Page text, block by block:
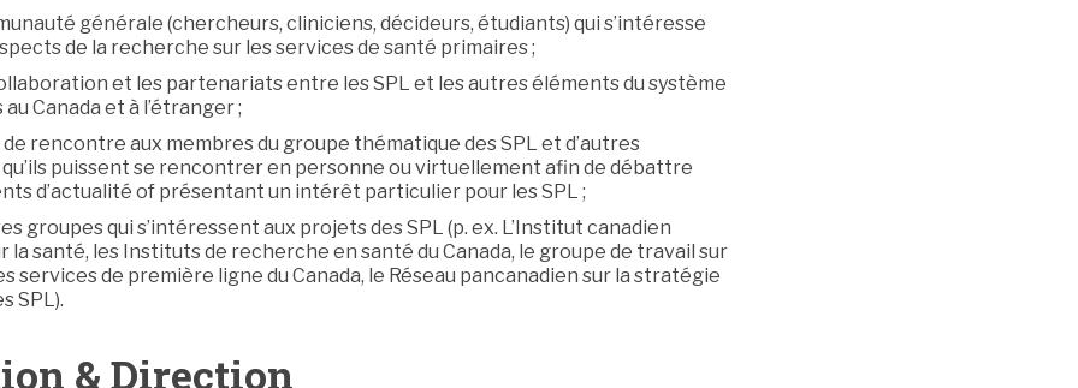
générale (chercheurs, cliniciens, décideurs, étudiants) qui s’intéresse
de la recherche sur les services de santé primaires ;
et les partenariats entre les SPL et les autres éléments du système
Canada et à l’étranger ;
rencontre aux membres du groupe thématique des SPL et d’autres
puissent se rencontrer en personne ou virtuellement afin de débattre
d’actualité of présentant un intérêt particulier pour les SPL ;
groupes qui s’intéressent aux projets des SPL (p. ex. L’Institut canadien
la santé, les Instituts de recherche en santé du Canada, le groupe de travail sur
services de première ligne du Canada, le Réseau pancanadien sur la stratégie
SPL).
& Direction